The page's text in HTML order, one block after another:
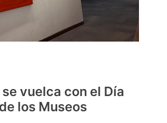
vuelca con el Día
los Museos